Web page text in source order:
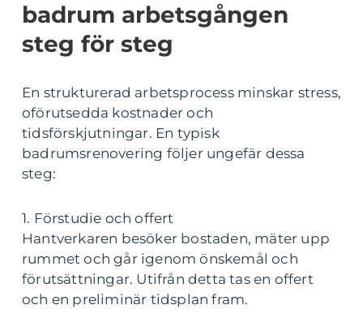
badrum arbetsgången
steg för steg
En strukturerad arbetsprocess minskar stress,
oförutsedda kostnader och
tidsförskjutningar. En typisk
badrumsrenovering följer ungefär dessa
steg:
1. Förstudie och offert
Hantverkaren besöker bostaden, mäter upp
rummet och går igenom önskemål och
förutsättningar. Utifrån detta tas en offert
och en preliminär tidsplan fram.